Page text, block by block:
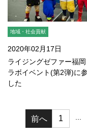
地域・社会貢献
2020年02月17日
ライジングゼファー福岡
ラボイベント(第2弾)に
した
1